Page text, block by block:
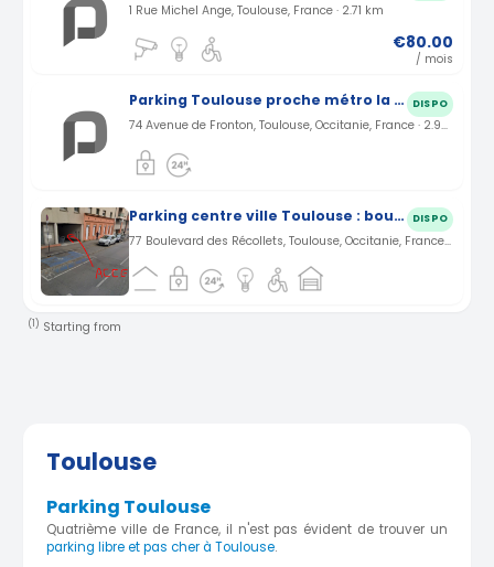
1 Rue Michel Ange, Toulouse, France · 2.71 km
€80.00
/ mois
Parking Toulouse proche métro la vache DISPO
74 Avenue de Fronton, Toulouse, Occitanie, France · 2.94 km
Parking centre ville Toulouse : boulevard des recollets à saint michel DISPO
77 Boulevard des Récollets, Toulouse, Occitanie, France · 3.03 km
(1) Starting from
Toulouse
Parking Toulouse
Quatrième ville de France, il n'est pas évident de trouver un
parking libre et pas cher à Toulouse.